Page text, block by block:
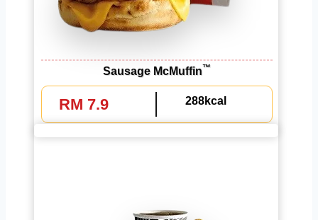
Sausage McMuffin™
RM 7.9 288kcal